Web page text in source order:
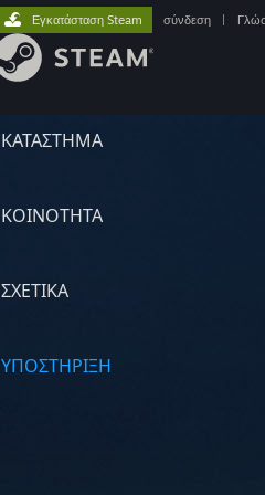
ΚΑΤΑΣΤΗΜΑ
ΚΟΙΝΟΤΗΤΑ
ΣΧΕΤΙΚΆ
ΥΠΟΣΤΗΡΙΞΗ
Εγκατάσταση Steam σύνδεση